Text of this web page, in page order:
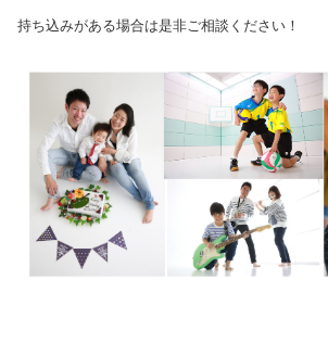
持ち込みがある場合は是非ご相談ください！